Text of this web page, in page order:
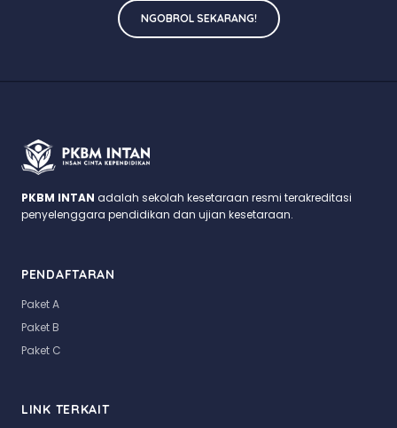
NGOBROL SEKARANG!
PKBM INTAN adalah sekolah kesetaraan resmi terakreditasi
penyelenggara pendidikan dan ujian kesetaraan.
PENDAFTARAN
Paket A
Paket B
Paket C
LINK TERKAIT